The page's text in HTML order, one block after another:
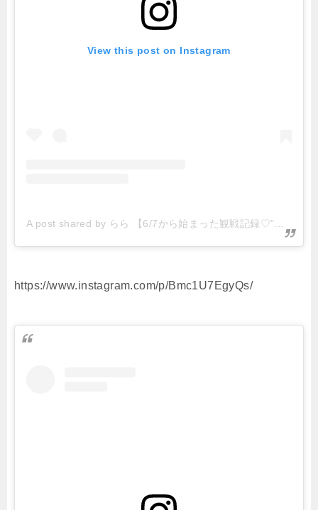
View this post on Instagram
A post shared by らら 【6/7から始まった観戦記録♡”】 (@rara__yg22)
https://www.instagram.com/p/Bmc1U7EgyQs/